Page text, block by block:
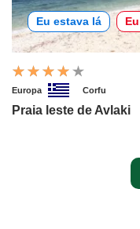
Eu estava lá
Europa Corfu
Praia leste de Avlaki